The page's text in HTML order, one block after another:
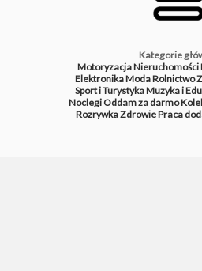
Kategorie
MotoryzacjaNieruchomości
ElektronikaModaRolnictwo
Sport i TurystykaMuzyka i
NoclegiOddam za darmo
RozrywkaZdrowiePraca